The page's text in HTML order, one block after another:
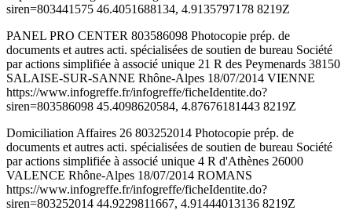
siren=803441575 46.4051688134, 4.9135797178 8219Z
PANEL PRO CENTER 803586098 Photocopie prép. de
documents et autres acti. spécialisées de soutien de bureau Société
par actions simplifiée à associé unique 21 R des Peymenards 38150
SALAISE-SUR-SANNE Rhône-Alpes 18/07/2014 VIENNE
https://www.infogreffe.fr/infogreffe/ficheIdentite.do?
siren=803586098 45.4098620584, 4.87676181443 8219Z
Domiciliation Affaires 26 803252014 Photocopie prép. de
documents et autres acti. spécialisées de soutien de bureau Société
par actions simplifiée à associé unique 4 R d'Athènes 26000
VALENCE Rhône-Alpes 18/07/2014 ROMANS
https://www.infogreffe.fr/infogreffe/ficheIdentite.do?
siren=803252014 44.9229811667, 4.91444013136 8219Z